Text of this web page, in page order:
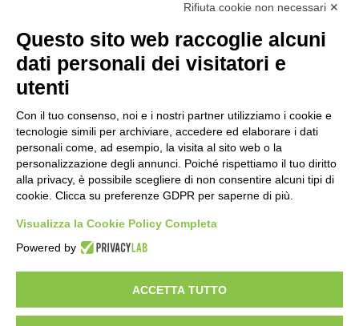
75 anni di INFN. La comunità, la storia, il
futuro della ricerca in fisica
fondamentale in Italia
10 ore fa
Milano Aiuta Estate, 1600 prestazioni di
assistenza attivate
12 ore fa
Il potenziale invisibile: come la
curiosità guida l’evoluzione umana
19 ore fa
Milano tra tradizione e mutamento: il
battito sottile di una metropoli in
evoluzione
Rifiuta cookie non necessari ✕
Questo sito web raccoglie alcuni
dati personali dei visitatori e
utenti
Con il tuo consenso, noi e i nostri partner utilizziamo i cookie e
tecnologie simili per archiviare, accedere ed elaborare i dati
personali come, ad esempio, la visita al sito web o la
personalizzazione degli annunci. Poiché rispettiamo il tuo diritto
alla privacy, è possibile scegliere di non consentire alcuni tipi di
cookie. Clicca su preferenze GDPR per saperne di più.
Visualizza la Cookie Policy Completa
Powered by
ACCETTA TUTTO